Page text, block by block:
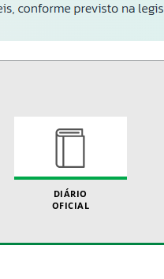
DIÁRIO
OFICIAL